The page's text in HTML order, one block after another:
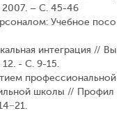
– С. 45-46
Учебное посо
интеграция // Вы
- С. 9-15.
профессиональной
школы // Профил